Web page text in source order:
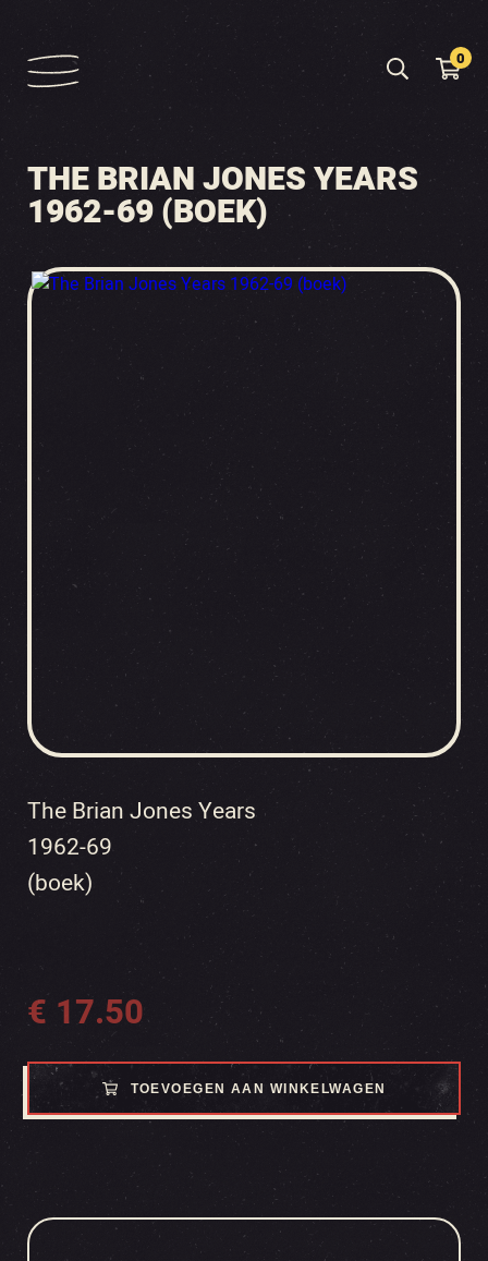
0
THE BRIAN JONES YEARS
1962-69 (BOEK)
The Brian Jones Years
1962-69
(boek)
€ 17.50
TOEVOEGEN AAN WINKELWAGEN